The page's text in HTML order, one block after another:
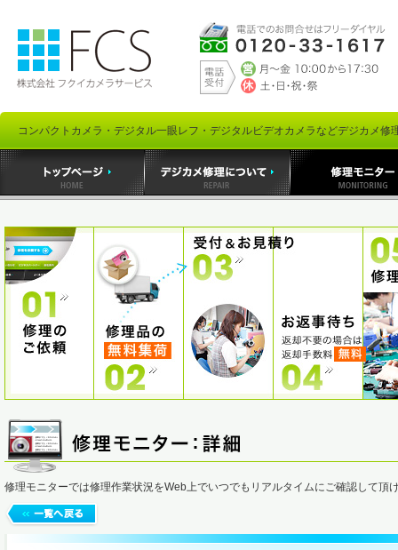
コンパクトカメラ・デジタル一眼レフ・デジタルビデオカメラなどデジカメ修
修理モニターでは修理作業状況をWeb上でいつでもリアルタイムにご確認して頂